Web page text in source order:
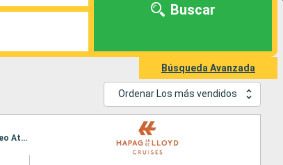
Buscar
Búsqueda Avanzada
Ordenar Los más vendidos
Itinerario : El Pireo Atenas, Nauplie, Mykonos, Delos, Kusadasi, Bozcaada, Estambul, Kavala, Volos, El Pireo Atenas